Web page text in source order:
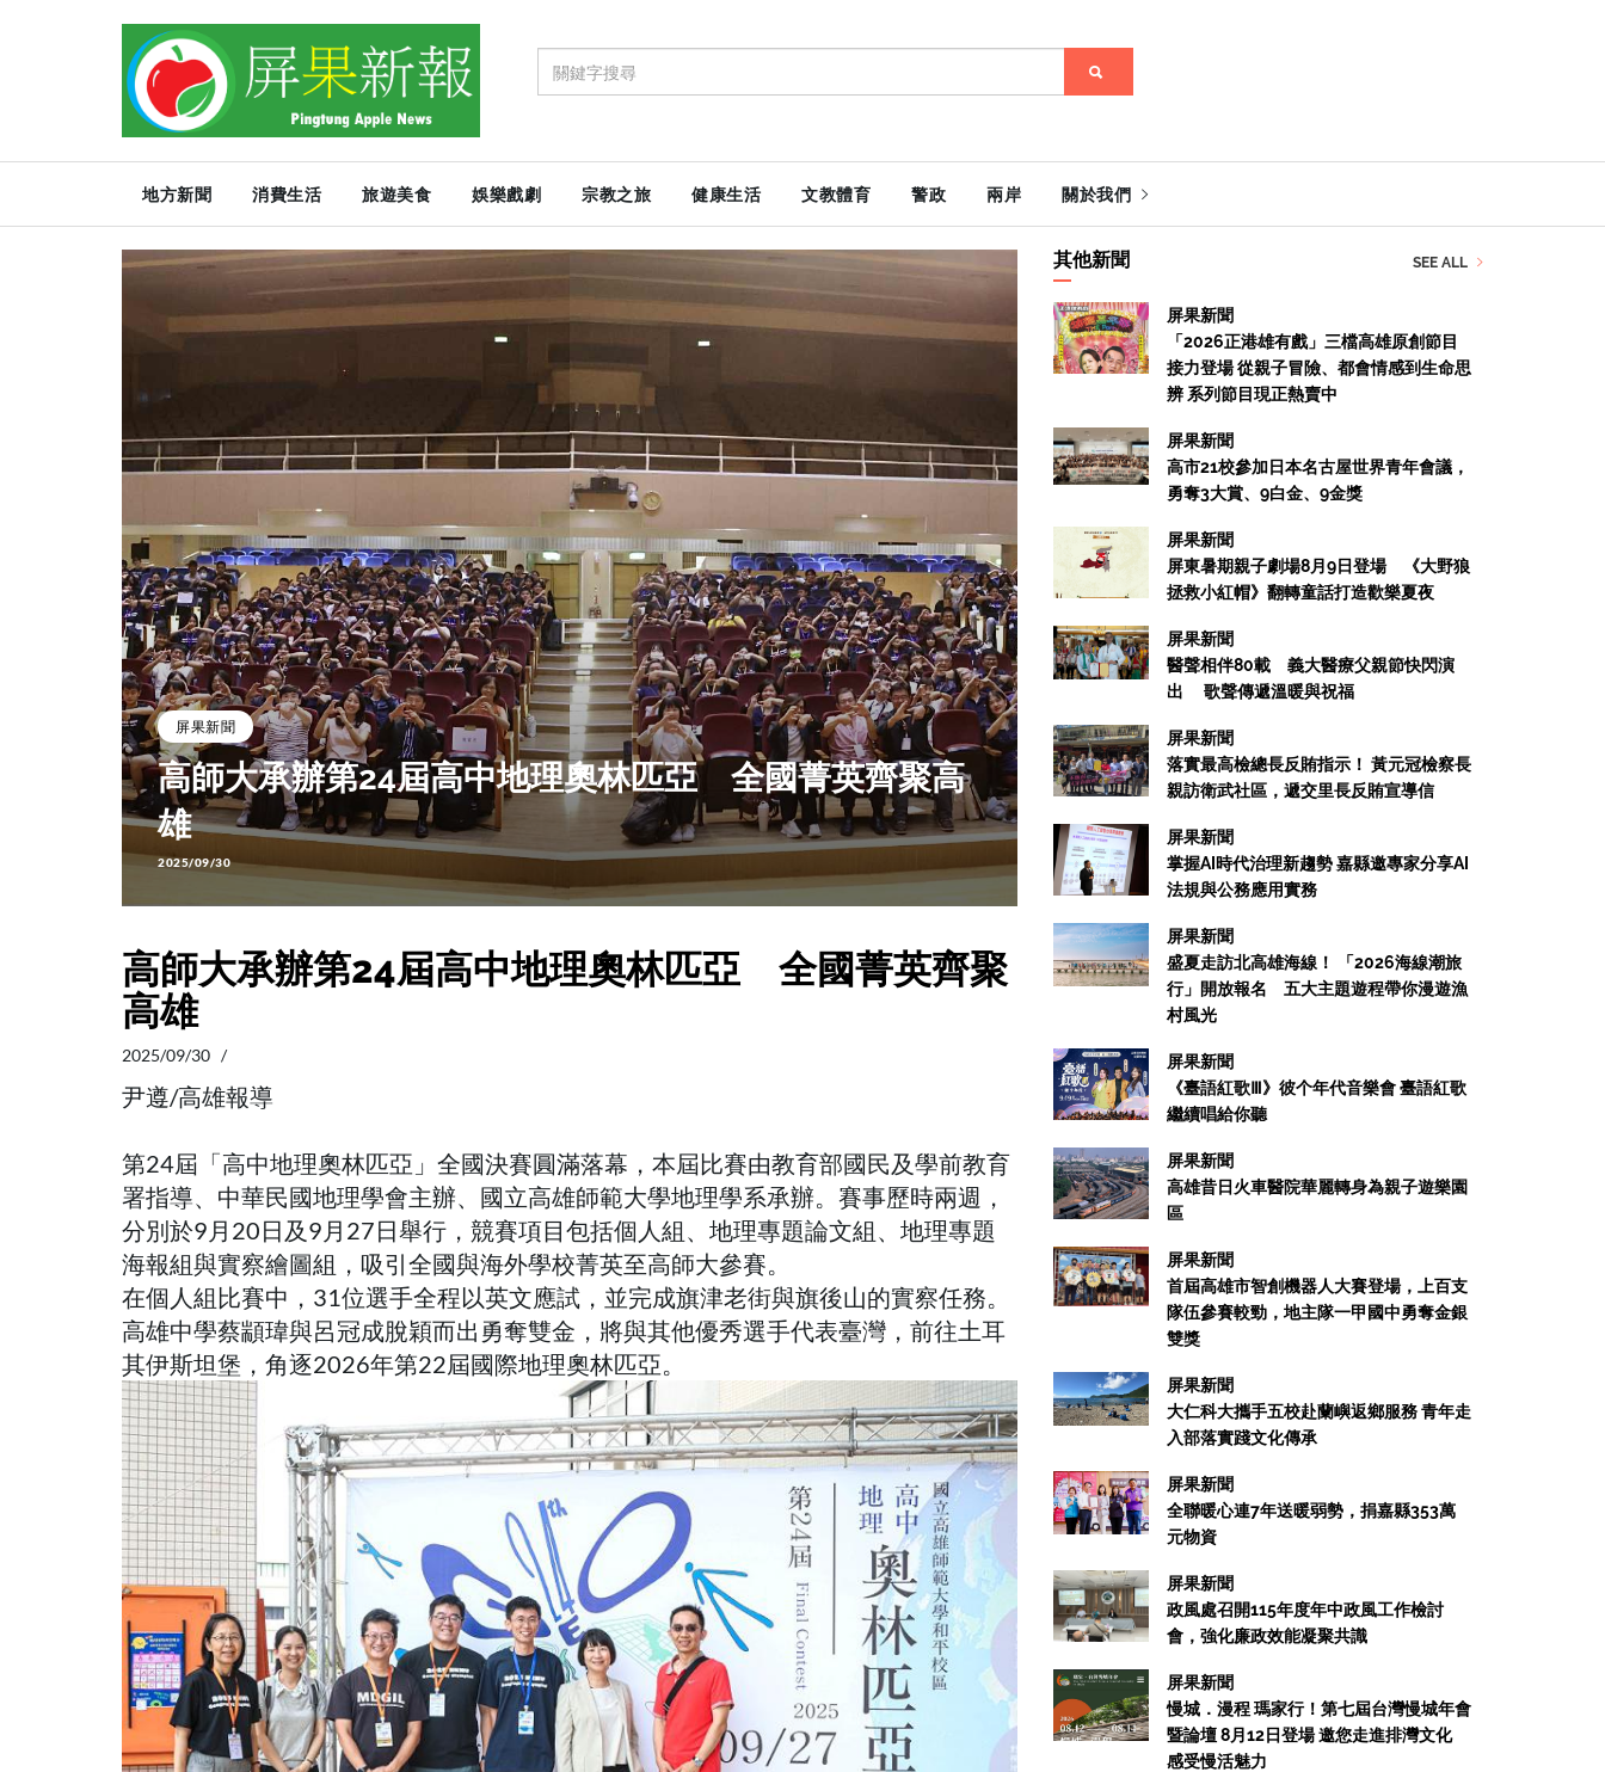
地方新聞 消費生活 旅遊美食 娛樂戲劇 宗教之旅 健康生活 文教體育 警政 兩岸 關於我們
屏果新聞
高師大承辦第24屆高中地理奧林匹亞 全國菁英齊聚高
雄
2025/09/30
屏果新聞
高師大承辦第24屆高中地理奧林匹
雄
2025/09/30
高師大承辦第24屆高中地理奧林匹亞 全國菁英齊聚
高雄
2025/09/30 /
尹遵/高雄報導
第24屆「高中地理奧林匹亞」全國決賽圓滿落幕，本屆比賽由教育部國民及學前教育
署指導、中華民國地理學會主辦、國立高雄師範大學地理學系承辦。賽事歷時兩週，
分別於9月20日及9月27日舉行，競賽項目包括個人組、地理專題論文組、地理專題
海報組與實察繪圖組，吸引全國與海外學校菁英至高師大參賽。
在個人組比賽中，31位選手全程以英文應試，並完成旗津老街與旗後山的實察任務。
高雄中學蔡顓瑋與呂冠成脫穎而出勇奪雙金，將與其他優秀選手代表臺灣，前往土耳
其伊斯坦堡，角逐2026年第22屆國際地理奧林匹亞。
其他新聞 SEE ALL
屏果新聞
「2026正港雄有戲」三檔高雄原創節目
接力登場 從親子冒險、都會情感到生命思
辨 系列節目現正熱賣中
屏果新聞
高市21校參加日本名古屋世界青年會議，
勇奪3大賞、9白金、9金獎
屏果新聞
屏東暑期親子劇場8月9日登場 《大野狼
拯救小紅帽》翻轉童話打造歡樂夏夜
屏果新聞
醫聲相伴80載 義大醫療父親節快閃演
出 歌聲傳遞溫暖與祝福
屏果新聞
落實最高檢總長反賄指示！ 黃元冠檢察長
親訪衛武社區，遞交里長反賄宣導信
屏果新聞
掌握AI時代治理新趨勢 嘉縣邀專家分享AI
法規與公務應用實務
屏果新聞
盛夏走訪北高雄海線！ 「2026海線潮旅
行」開放報名 五大主題遊程帶你漫遊漁
村風光
屏果新聞
《臺語紅歌Ⅲ》彼个年代音樂會 臺語紅歌
繼續唱給你聽
屏果新聞
高雄昔日火車醫院華麗轉身為親子遊樂園
區
屏果新聞
首屆高雄市智創機器人大賽登場，上百支
隊伍參賽較勁，地主隊一甲國中勇奪金銀
雙獎
屏果新聞
大仁科大攜手五校赴蘭嶼返鄉服務 青年走
入部落實踐文化傳承
屏果新聞
全聯暖心連7年送暖弱勢，捐嘉縣353萬
元物資
屏果新聞
政風處召開115年度年中政風工作檢討
會，強化廉政效能凝聚共識
屏果新聞
慢城．漫程 瑪家行！第七屆台灣慢城年會
暨論壇 8月12日登場 邀您走進排灣文化
感受慢活魅力